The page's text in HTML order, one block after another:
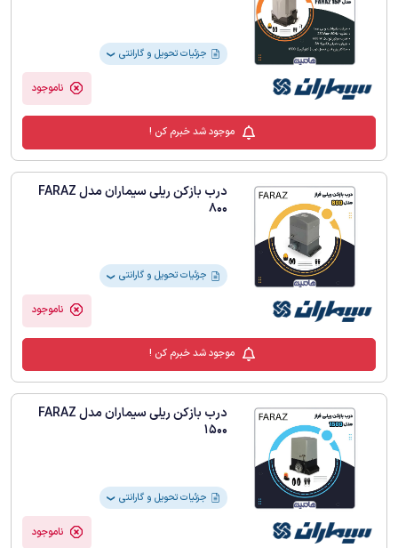
جزئیات تحویل و گارانتی ❯
ناموجود
موجود شد خبرم کن !
درب بازکن ریلی سیماران مدل FARAZ
800
جزئیات تحویل و گارانتی ❯
ناموجود
موجود شد خبرم کن !
درب بازکن ریلی سیماران مدل FARAZ
1500
جزئیات تحویل و گارانتی ❯
ناموجود